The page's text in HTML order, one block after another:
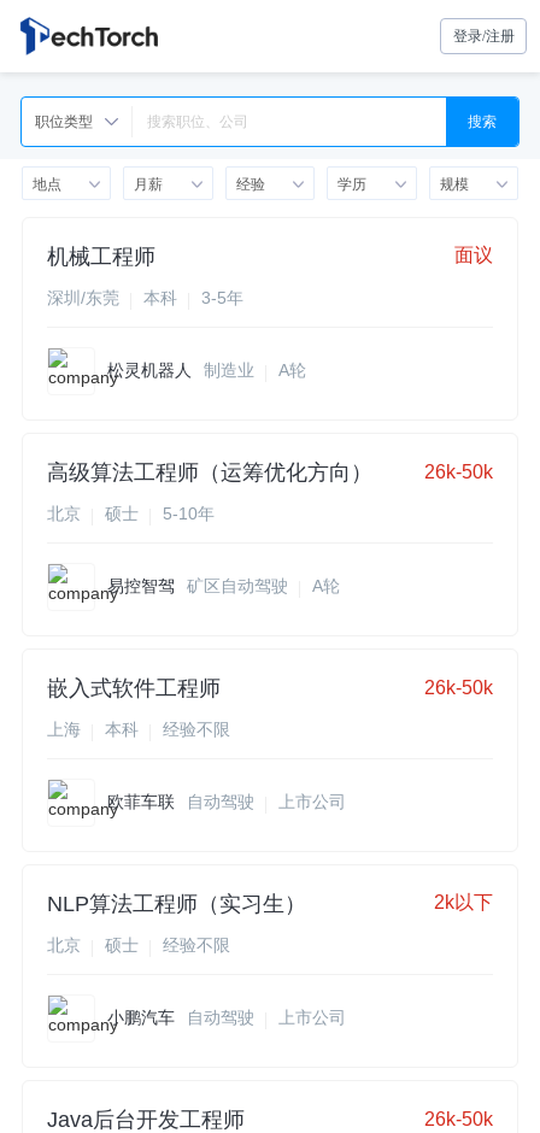
登录/注册
职位类型 搜索
地点 月薪 经验 学历 规模
机械工程师 面议
深圳/东莞 本科 3-5年
松灵机器人 制造业 A轮
高级算法工程师（运筹优化方向） 26k-50k
北京 硕士 5-10年
易控智驾 矿区自动驾驶 A轮
嵌入式软件工程师 26k-50k
上海 本科 经验不限
欧菲车联 自动驾驶 上市公司
NLP算法工程师（实习生） 2k以下
北京 硕士 经验不限
小鹏汽车 自动驾驶 上市公司
Java后台开发工程师 26k-50k